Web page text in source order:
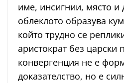
име, инсигнии, място и
облеклото образува
който трудно се
аристократ без царски
конвергенция не е
доказателство, но е